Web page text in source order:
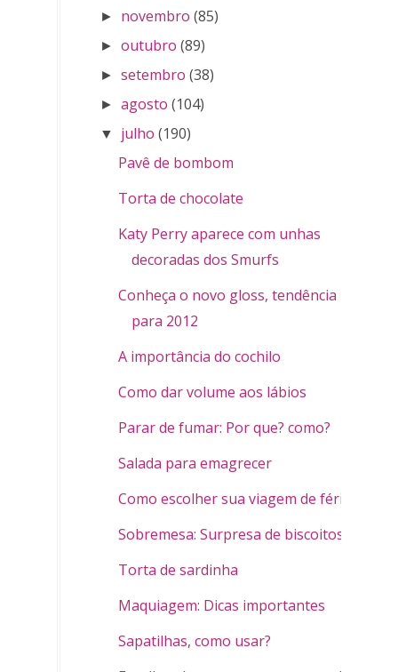
► novembro (85)
►outubro (89)
►setembro (38)
►agosto (104)
▼ julho (190)
Pavê de bombom
Torta de chocolate
Katy Perry aparece com unhas
decoradas dos Smurfs
Conheça o novo gloss, tendência
para 2012
A importância do cochilo
Como dar volume aos lábios
Parar de fumar: Por que? como?
Salada para emagrecer
Como escolher sua viagem de férias
Sobremesa: Surpresa de biscoitos
Torta de sardinha
Maquiagem: Dicas importantes
Sapatilhas, como usar?